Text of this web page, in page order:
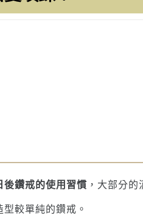
後鑽戒的使用習慣 ，大部分
較單純的鑽戒。